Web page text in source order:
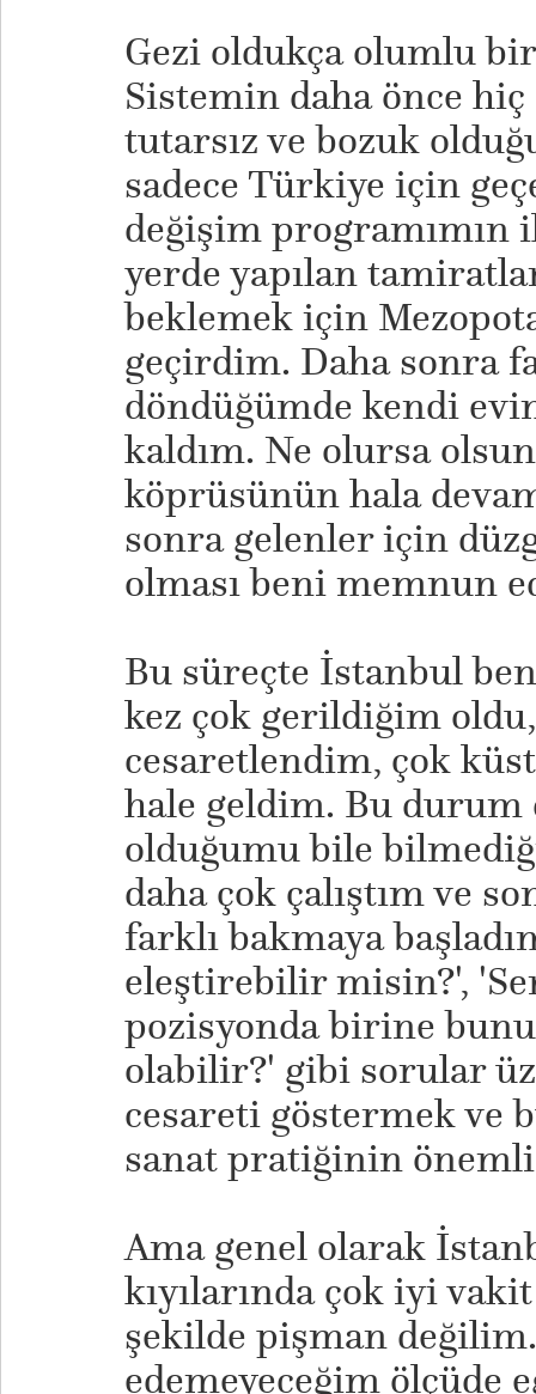
Gezi oldukça olumlu
Sistemin daha önce hiç
tutarsız ve bozuk
sadece Türkiye için
değişim programımın
yerde yapılan
beklemek için
geçirdim. Daha sonra
döndüğümde kendi
kaldım. Ne olursa
köprüsünün hala
sonra gelenler için
olması beni memnun
Bu süreçte İstanbul
kez çok gerildiğim
cesaretlendim, çok
hale geldim. Bu durum
olduğumu bile
daha çok çalıştım ve
farklı bakmaya
eleştirebilir misin?',
pozisyonda birine
olabilir?' gibi sorular
cesareti göstermek ve
sanat pratiğinin
Ama genel olarak
kıyılarında çok iyi
şekilde pişman
edemeyeceğim ölçüde